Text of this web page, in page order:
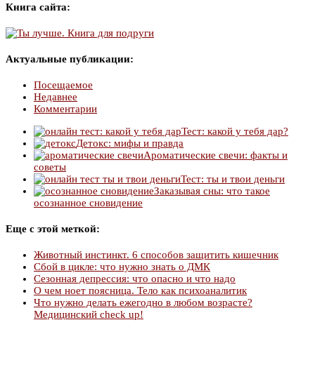
Книга сайта:
Актуальные публикации:
Посещаемое
Недавнее
Комментарии
Тест: какой у тебя дар?
Детокс: мифы и правда
Ароматические свечи: факты и
советы
Тест: ты и твои деньги
Заказывая сны: что такое
осознанное сновидение
Еще с этой меткой:
Животный инстинкт. 6 способов защитить кишечник
Сбой в цикле: что нужно знать о ДМК
Сезонная депрессия: что опасно и что надо
О чем ноет поясница. Тело как психоаналитик
Что нужно делать ежегодно в любом возрасте?
Медицинский check up!